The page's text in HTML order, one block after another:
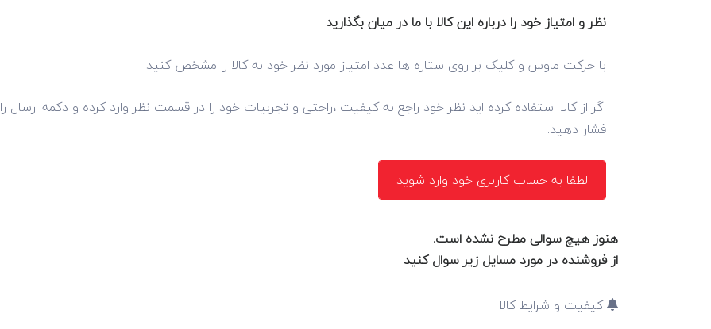
نظر و امتیاز خود را درباره این کالا با ما در میان بگذارید
با حرکت ماوس و کلیک بر روی ستاره ها عدد امتیاز مورد نظر خود به کالا را مشخص کنید.
اگر از کالا استفاده کرده اید نظر خود راجع به کیفیت ،راحتی و تجربیات خود را در قسمت نظر وارد کرده و دکمه ارسال را
فشار دهید.
لطفا به حساب کاربری خود وارد شوید
هنوز هیچ سوالی مطرح نشده است.
از فروشنده در مورد مسایل زیر سوال کنید
کیفیت و شرایط کالا